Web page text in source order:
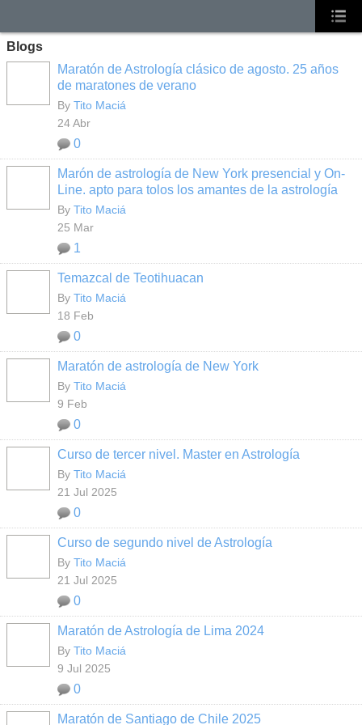
Blogs
Maratón de Astrología clásico de agosto. 25 años
de maratones de verano
By Tito Maciá
24 Abr
0
Marón de astrología de New York presencial y On-
Line. apto para tolos los amantes de la astrología
By Tito Maciá
25 Mar
1
Temazcal de Teotihuacan
By Tito Maciá
18 Feb
0
Maratón de astrología de New York
By Tito Maciá
9 Feb
0
Curso de tercer nivel. Master en Astrología
By Tito Maciá
21 Jul 2025
0
Curso de segundo nivel de Astrología
By Tito Maciá
21 Jul 2025
0
Maratón de Astrología de Lima 2024
By Tito Maciá
9 Jul 2025
0
Maratón de Santiago de Chile 2025